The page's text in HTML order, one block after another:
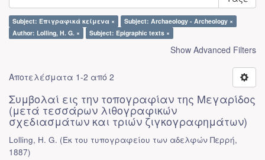
Subject: Επιγραφικά κείμενα ×
Subject: Archaeology - Archeology ×
Author: Lolling, H. G. ×
Subject: Epigraphic texts ×
Show Advanced Filters
Αποτελέσματα 1-2 από 2
Συμβολαί εις την τοπογραφίαν της Μεγαρίδος
(μετά τεσσάρων λιθογραφικών
σχεδιασμάτων και τριών ζιγκογραφημάτων)
Lolling, H. G. (Εκ του τυπογραφείου των αδελφών Περρή,
1887)